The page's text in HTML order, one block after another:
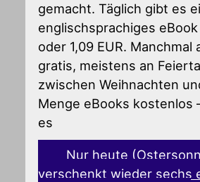
gemacht. Täglich gibt es
englischsprachiges
oder 1,09 EUR. Manchmal
gratis, meistens an
zwischen Weihnachten
Menge eBooks kostenlos
es
Nur heute
verschenkt wieder sechs